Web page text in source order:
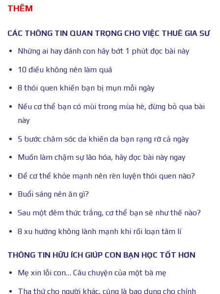
THÊM
CÁC THÔNG TIN QUAN TRỌNG CHO VIỆC THUÊ GIA SƯ
Những ai hay đánh con hãy bớt 1 phút đọc bài này
10 điều không nên làm quá
8 thói quen khiến bạn bị mụn mỗi ngày
Nếu cơ thể bạn có mùi trong mùa hè, đừng bỏ qua bài
này
5 bước chăm sóc da khiến da bạn rạng rỡ cả ngày
Muốn làm chậm sự lão hóa, hãy đọc bài này ngay
Để cơ thể khỏe mạnh nên rèn luyện thói quen nào?
Buổi sáng nên ăn gì?
Sau một đêm thức trắng, cơ thể bạn sẽ như thế nào?
8 xu hướng không lành mạnh khi rồi loạn tâm lí
THÔNG TIN HỮU ÍCH GIÚP CON BẠN HỌC TỐT HƠN
Mẹ xin lỗi con… Câu chuyện của một bà mẹ
Tha thứ cho người khác, cũng là bao dung cho chính